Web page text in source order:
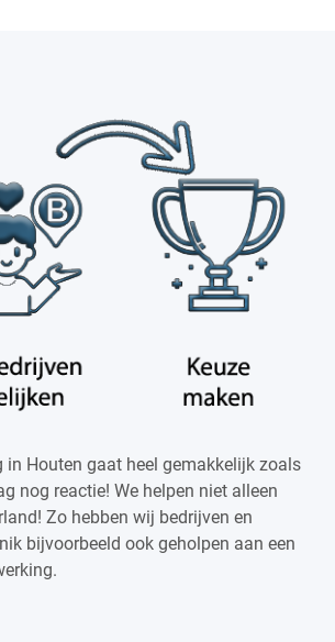
in Houten gaat heel gemakkelijk zoals
nog reactie! We helpen niet alleen
Zo hebben wij bedrijven en
bijvoorbeeld ook geholpen aan een